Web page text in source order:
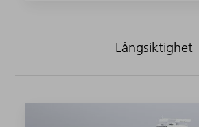
Långsiktighet